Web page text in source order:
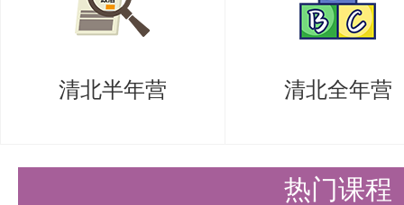
清北半年营 清北全年营
热门课程